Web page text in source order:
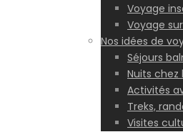
Voyage
Voyage
Nos idées de
Séjours
Nuits chez
Activités
Treks,
Visites